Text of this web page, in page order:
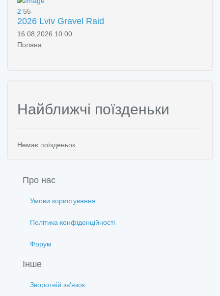
2 55
2026 Lviv Gravel Raid
16.08.2026 10:00
Поляна
Найближчі поїзденьки
Немає поїзденьок
Про нас
Умови користування
Політика конфіденційності
Форум
Інше
Зворотній зв'язок